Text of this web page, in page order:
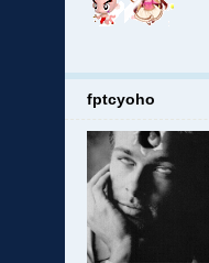
fptcyoho